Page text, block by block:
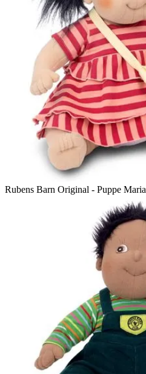
Rubens Barn Original - Puppe Maria